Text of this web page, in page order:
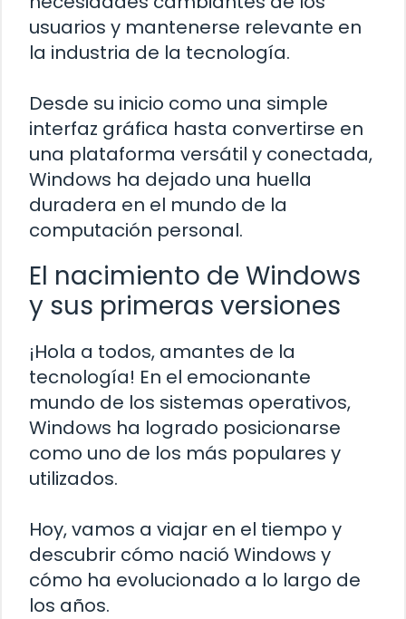
usuarios y mantenerse relevante en
la industria de la tecnología.
Desde su inicio como una simple
interfaz gráfica hasta convertirse en
una plataforma versátil y conectada,
Windows ha dejado una huella
duradera en el mundo de la
computación personal.
El nacimiento de Windows
y sus primeras versiones
¡Hola a todos, amantes de la
tecnología! En el emocionante
mundo de los sistemas operativos,
Windows ha logrado posicionarse
como uno de los más populares y
utilizados.
Hoy, vamos a viajar en el tiempo y
descubrir cómo nació Windows y
cómo ha evolucionado a lo largo de
los años.